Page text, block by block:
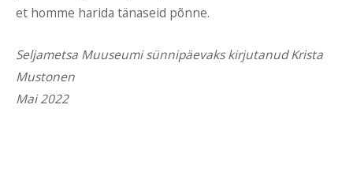
et homme harida tänaseid põnne.
Seljametsa Muuseumi sünnipäevaks kirjutanud Krista
Mustonen
Mai 2022